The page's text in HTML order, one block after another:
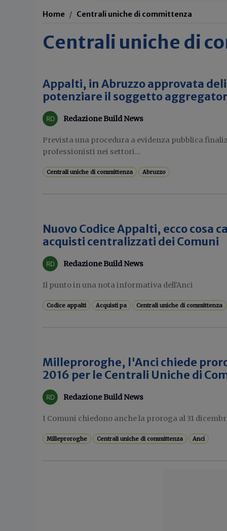
Home Centrali uniche di committenza
Centrali uniche di
Appalti, in Abruzzo approvata
potenziare il soggetto
Redazione Build News
Prevista una procedura a evidenza pubblica
professionisti nei settori...
Centrali uniche di committenza Abruzzo
Nuovo Codice Appalti, ecco cosa
acquisti centralizzati dei Comuni
Redazione Build News
Il punto in una nota informativa dell'Anci
Codice appalti Acquisti pa Centrali uniche di committenza
Milleproroghe, l'Anci chiede
2016 per le Centrali Uniche di
Redazione Build News
I Comuni chiedono anche la proroga al 31
Milleproroghe Centrali uniche di committenza Anci